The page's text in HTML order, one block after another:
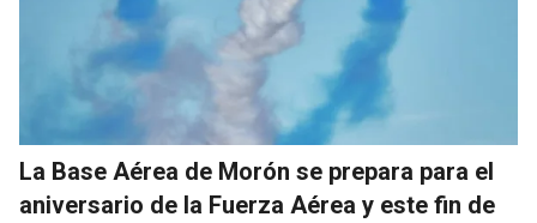
La Base Aérea de Morón se prepara para el
aniversario de la Fuerza Aérea y este fin de